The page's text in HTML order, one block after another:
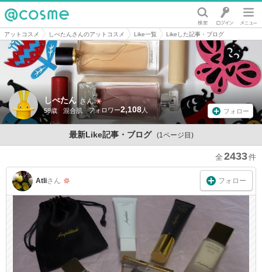
@cosme
アットコスメ しべたんさんのアットコスメ Like一覧 Likeした記事・ブログ
しべたん さん
59歳 混合肌 2,108 フォロー
最新Like記事・ブログ (1ページ目)
2433
AtIiさん フォロー